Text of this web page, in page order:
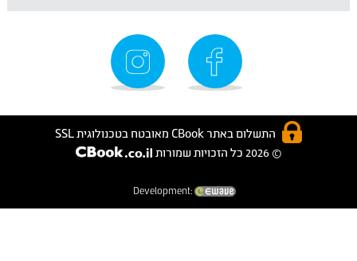
התשלום באתר CBook מאובטח בטכנולוגית SSL
© 2026 כל הזכויות שמורות
Development: